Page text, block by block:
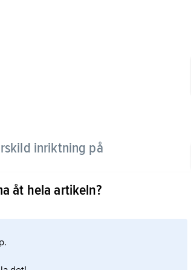
inriktning på
av 1940-talet
hans ytmässiga
med bl.a.
åt hela artikeln?